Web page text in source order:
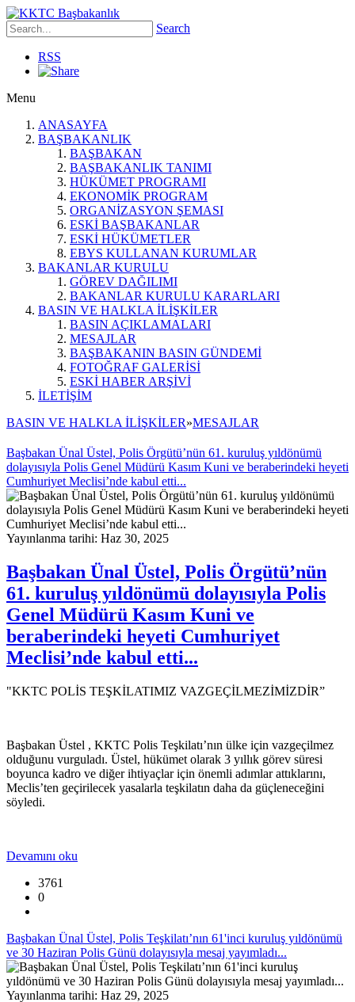
Search
RSS
Menu
ANASAYFA
BAŞBAKANLIK
BAŞBAKAN
BAŞBAKANLIK TANIMI
HÜKÜMET PROGRAMI
EKONOMİK PROGRAM
ORGANİZASYON ŞEMASI
ESKİ BAŞBAKANLAR
ESKİ HÜKÜMETLER
EBYS KULLANAN KURUMLAR
BAKANLAR KURULU
GÖREV DAĞILIMI
BAKANLAR KURULU KARARLARI
BASIN VE HALKLA İLİŞKİLER
BASIN AÇIKLAMALARI
MESAJLAR
BAŞBAKANIN BASIN GÜNDEMİ
FOTOĞRAF GALERİSİ
ESKİ HABER ARŞİVİ
İLETİŞİM
BASIN VE HALKLA İLİŞKİLER»MESAJLAR
Başbakan Ünal Üstel, Polis Örgütü’nün 61. kuruluş yıldönümü
dolayısıyla Polis Genel Müdürü Kasım Kuni ve beraberindeki heyeti
Cumhuriyet Meclisi’nde kabul etti...
Yayınlanma tarihi: Haz 30, 2025
Başbakan Ünal Üstel, Polis Örgütü’nün
61. kuruluş yıldönümü dolayısıyla Polis
Genel Müdürü Kasım Kuni ve
beraberindeki heyeti Cumhuriyet
Meclisi’nde kabul etti...
"KKTC POLİS TEŞKİLATIMIZ VAZGEÇİLMEZİMİZDİR”
Başbakan Üstel , KKTC Polis Teşkilatı’nın ülke için vazgeçilmez
olduğunu vurguladı. Üstel, hükümet olarak 3 yıllık görev süresi
boyunca kadro ve diğer ihtiyaçlar için önemli adımlar attıklarını,
Meclis’ten geçirilecek yasalarla teşkilatın daha da güçleneceğini
söyledi.
Devamını oku
3761
0
Başbakan Ünal Üstel, Polis Teşkilatı’nın 61'inci kuruluş yıldönümü
ve 30 Haziran Polis Günü dolayısıyla mesaj yayımladı...
Yayınlanma tarihi: Haz 29, 2025